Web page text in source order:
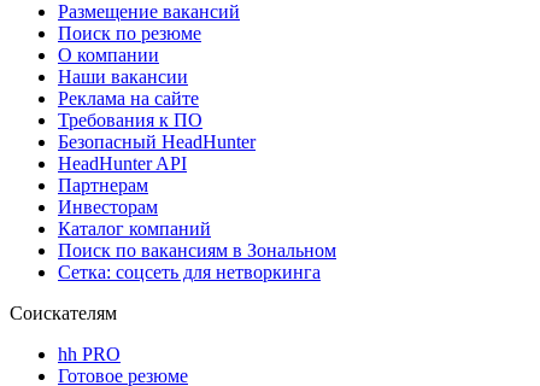
Размещение вакансий
Поиск по резюме
О компании
Наши вакансии
Реклама на сайте
Требования к ПО
Безопасный HeadHunter
HeadHunter API
Партнерам
Инвесторам
Каталог компаний
Поиск по вакансиям в Зональном
Сетка: соцсеть для нетворкинга
Соискателям
hh PRO
Готовое резюме